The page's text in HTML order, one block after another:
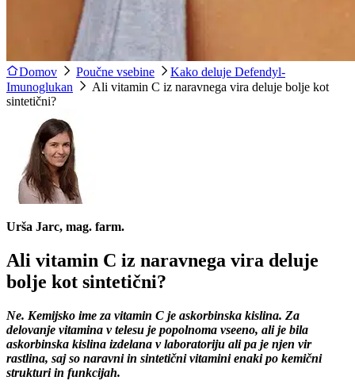
Domov Poučne vsebine
Kako deluje Defendyl-
Imunoglukan
Ali vitamin C iz naravnega vira deluje bolje kot
sintetični?
Urša Jarc, mag. farm.
Ali vitamin C iz naravnega vira deluje
bolje kot sintetični?
Ne. Kemijsko ime za vitamin C je askorbinska kislina. Za
delovanje vitamina v telesu je popolnoma vseeno, ali je bila
askorbinska kislina izdelana v laboratoriju ali pa je njen vir
rastlina, saj so naravni in sintetični vitamini enaki po kemični
strukturi in funkcijah.